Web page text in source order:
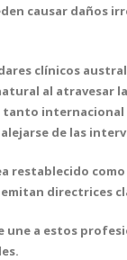
causar daños
clínicos
al atravesar
de las
restablecido
directrices
une a estos